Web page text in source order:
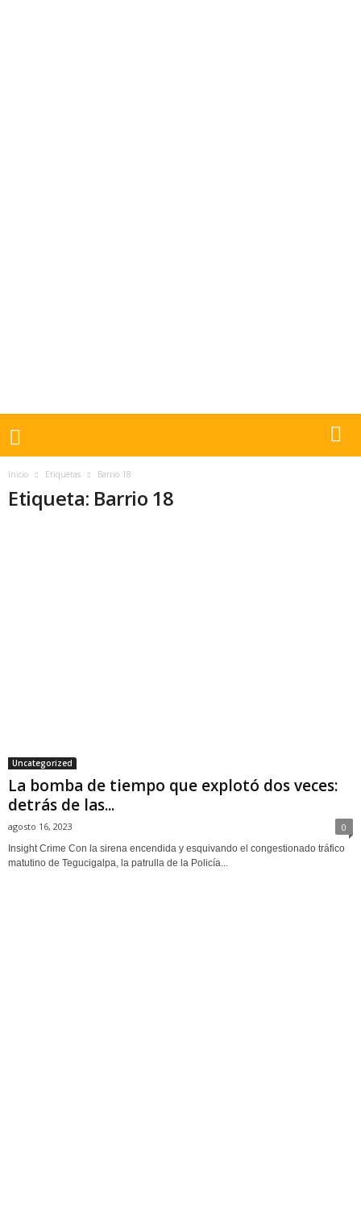
Inicio Etiquetas Barrio 18
Etiqueta: Barrio 18
Uncategorized
La bomba de tiempo que explotó dos veces:
detrás de las...
agosto 16, 2023 0
Insight Crime Con la sirena encendida y esquivando el congestionado tráfico
matutino de Tegucigalpa, la patrulla de la Policía...